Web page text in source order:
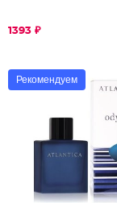
1393 ₽
Рекомендуем